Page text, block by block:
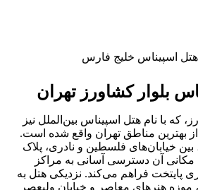
بلوار کشاورز تهران
که با نام هتل اسپیناس بین‌الملل نیز
بهترین مناطق تهران واقع شده است.
بین خیابان‌های فلسطین و نادری، پلاک
مکانی آن دسترسی آسانی به مراکز
پایتخت فراهم می‌کند. نزدیکی هتل به
موزه هنرهای معاصر و خیابان ولیعصر